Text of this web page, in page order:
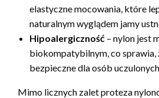
elastyczne mocowania, które
naturalnym wyglądem jamy
Hipoalergiczność – nylon jest
biokompatybilnym, co sprawia,
bezpieczne dla osób
Mimo licznych zalet proteza